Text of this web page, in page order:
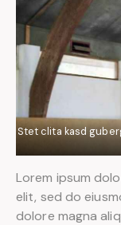
Stet clita kasd
Lorem ipsum
elit, sed do
dolore magna